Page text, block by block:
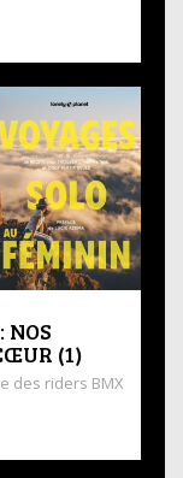
NOS
(1)
des riders BMX